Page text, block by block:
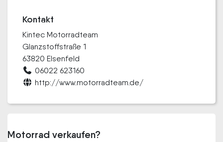
Kontakt
Kintec Motorradteam
Glanzstoffstraße 1
63820 Elsenfeld
06022 623160
http://www.motorradteam.de/
Motorrad verkaufen?